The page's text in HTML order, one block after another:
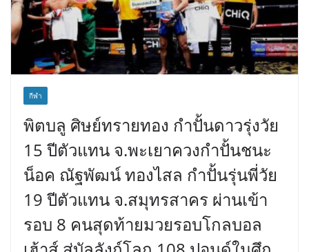
กีฬา
พิตบลู ศิษย์ทรายทอง กำปั้นดาวรุ่งวัย
15 ปีตัวแทน จ.พะเยาควงกำปั้นชนะ
น็อค ณัฐพัฒน์ ทองไสล กำปั้นรุ่นพี่วัย
19 ปีตัวแทน จ.สมุทรสาคร ผ่านเข้า
รอบ 8 คนสุดท้ายมวยรอบโกลบอล